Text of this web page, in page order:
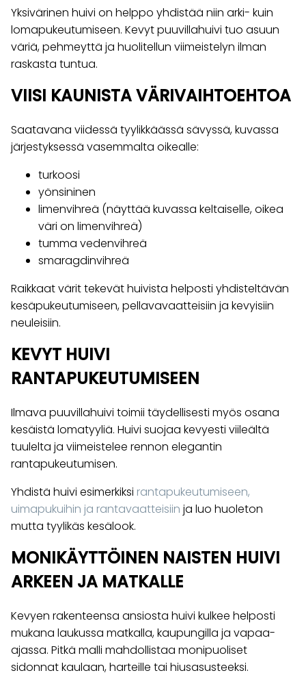
Yksivärinen huivi on helppo yhdistää niin arki- kuin
lomapukeutumiseen. Kevyt puuvillahuivi tuo asuun
väriä, pehmeyttä ja huolitellun viimeistelyn ilman
raskasta tuntua.
VIISI KAUNISTA VÄRIVAIHTOEHTOA
Saatavana viidessä tyylikkäässä sävyssä, kuvassa
järjestyksessä vasemmalta oikealle:
turkoosi
yönsininen
limenvihreä (näyttää kuvassa keltaiselle, oikea
väri on limenvihreä)
tumma vedenvihreä
smaragdinvihreä
Raikkaat värit tekevät huivista helposti yhdisteltävän
kesäpukeutumiseen, pellavavaatteisiin ja kevyisiin
neuleisiin.
KEVYT HUIVI
RANTAPUKEUTUMISEEN
Ilmava puuvillahuivi toimii täydellisesti myös osana
kesäistä lomatyyliä. Huivi suojaa kevyesti viileältä
tuulelta ja viimeistelee rennon elegantin
rantapukeutumisen.
Yhdistä huivi esimerkiksi rantapukeutumiseen,
uimapukuihin ja rantavaatteisiin ja luo huoleton
mutta tyylikäs kesälook.
MONIKÄYTTÖINEN NAISTEN HUIVI
ARKEEN JA MATKALLE
Kevyen rakenteensa ansiosta huivi kulkee helposti
mukana laukussa matkalla, kaupungilla ja vapaa-
ajassa. Pitkä malli mahdollistaa monipuoliset
sidonnat kaulaan, harteille tai hiusasusteeksi.